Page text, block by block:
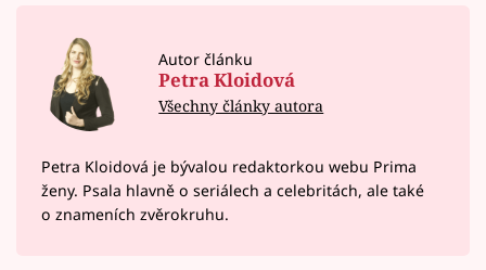
Autor článku
Petra Kloidová
Všechny články autora
Petra Kloidová je bývalou redaktorkou webu Prima
ženy. Psala hlavně o seriálech a celebritách, ale také
o znameních zvěrokruhu.